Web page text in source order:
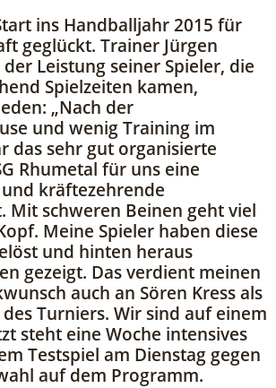
ins Handballjahr 2015 für
geglückt. Trainer Jürgen
Leistung seiner Spieler, die
Spielzeiten kamen,
„Nach der
und wenig Training im
das sehr gut organisierte
Rhumetal für uns eine
kräftezehrende
Mit schweren Beinen geht viel
Meine Spieler haben diese
und hinten heraus
gezeigt. Das verdient meinen
auch an Sören Kress als
Turniers. Wir sind auf einem
steht eine Woche intensives
Testspiel am Dienstag gegen
auf dem Programm.